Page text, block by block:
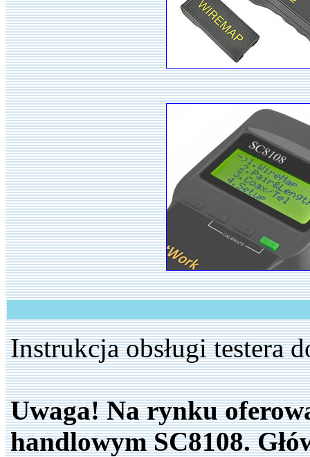
Instrukcja obsługi testera
Uwaga! Na rynku
handlowym SC8108.